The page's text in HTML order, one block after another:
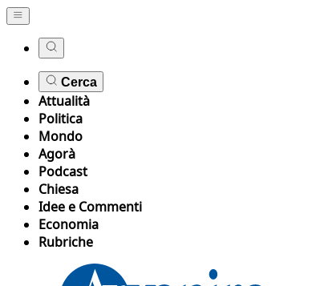
Cerca
Attualità
Politica
Mondo
Agorà
Podcast
Chiesa
Idee e Commenti
Economia
Rubriche